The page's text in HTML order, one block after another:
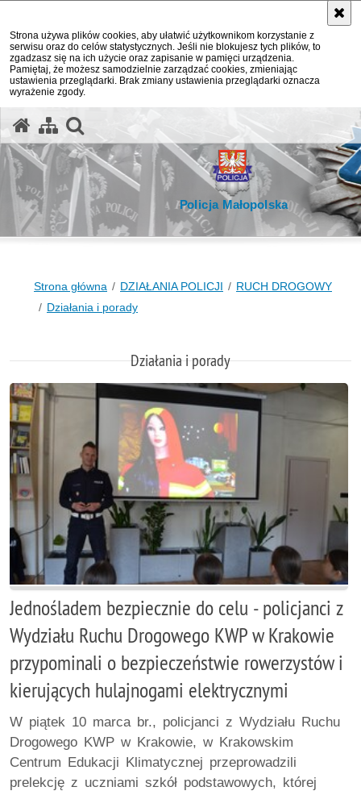
Strona używa plików cookies, aby ułatwić użytkownikom korzystanie z
serwisu oraz do celów statystycznych. Jeśli nie blokujesz tych plików, to
zgadzasz się na ich użycie oraz zapisanie w pamięci urządzenia.
Pamiętaj, że możesz samodzielnie zarządzać cookies, zmieniając
ustawienia przeglądarki. Brak zmiany ustawienia przeglądarki oznacza
wyrażenie zgody.
Policja Małopolska
Strona główna DZIAŁANIA POLICJI
RUCH DROGOWY
Działania i porady
Działania i porady
Jednośladem bezpiecznie do celu - policjanci z
Wydziału Ruchu Drogowego KWP w Krakowie
przypominali o bezpieczeństwie rowerzystów i
kierujących hulajnogami elektrycznymi
W piątek 10 marca br., policjanci z Wydziału Ruchu
Drogowego KWP w Krakowie, w Krakowskim
Centrum Edukacji Klimatycznej przeprowadzili
prelekcję z uczniami szkół podstawowych, której